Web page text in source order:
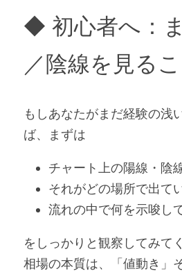
◆ 初心者へ：
／陰線を見る
もしあなたがまだ経験の浅
ば、まずは
チャート上の陽線・陰
それがどの場所で出て
流れの中で何を示唆し
をしっかりと観察してみて
相場の本質は、「値動き」